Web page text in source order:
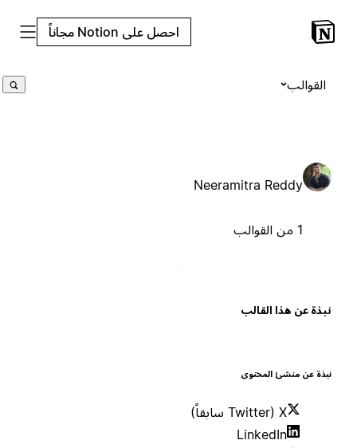
احصل على Notion مجاناً
القوالب
Neeramitra Reddy
عن هذا القالب
عن منشئ المحتوى
LinkedIn